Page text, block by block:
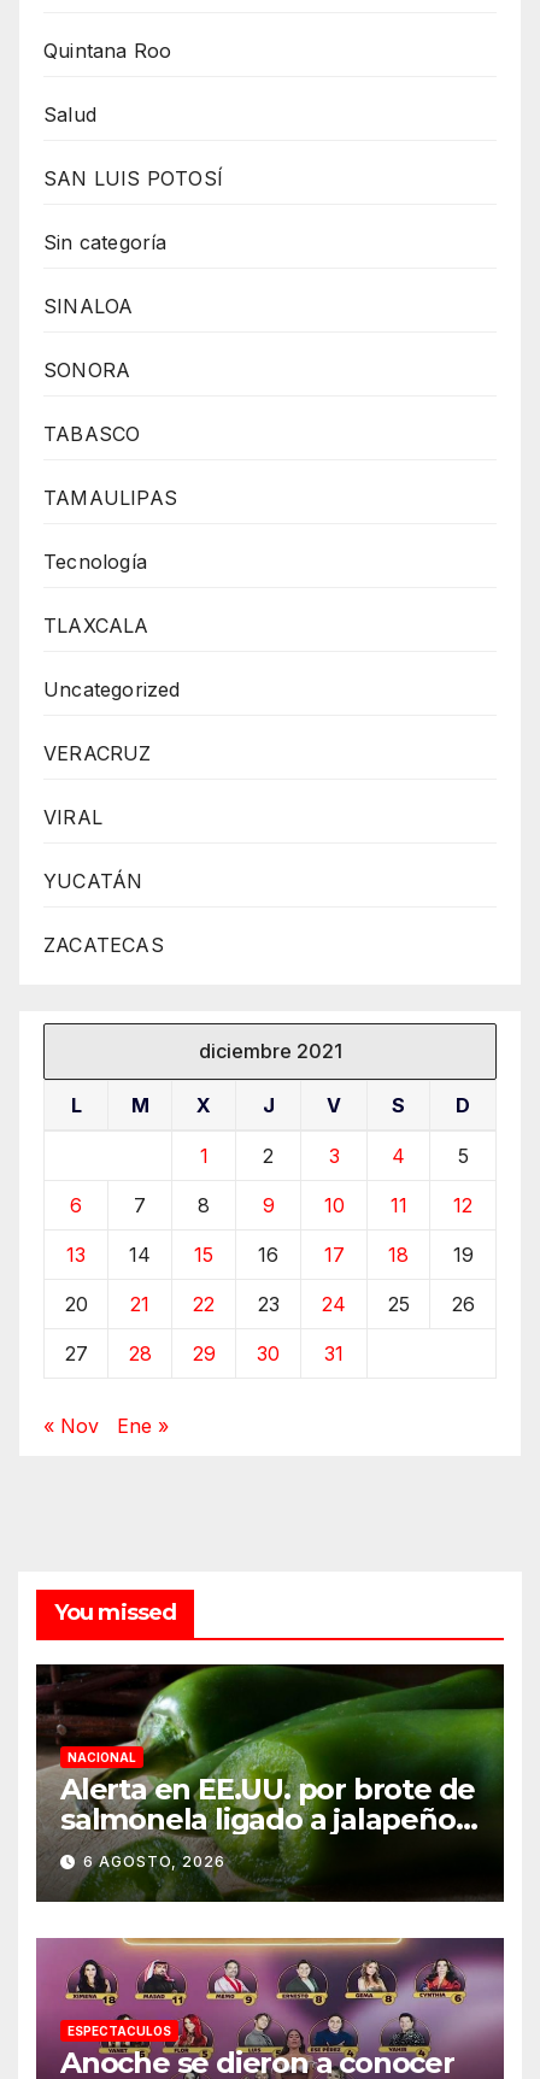
Quintana Roo
Salud
SAN LUIS POTOSÍ
Sin categoría
SINALOA
SONORA
TABASCO
TAMAULIPAS
Tecnología
TLAXCALA
Uncategorized
VERACRUZ
VIRAL
YUCATÁN
ZACATECAS
diciembre 2021
L M X J V S D
1 2 3 4 5
6 7 8 9 10 11 12
13 14 15 16 17 18 19
20 21 22 23 24 25 26
27 28 29 30 31
« Nov Ene »
You missed
NACIONAL
Alerta en EE.UU. por brote de
salmonela ligado a jalapeños
mexicanos; reportan 345
casos
6 AGOSTO, 2026
ESPECTACULOS
Anoche se dieron a conocer